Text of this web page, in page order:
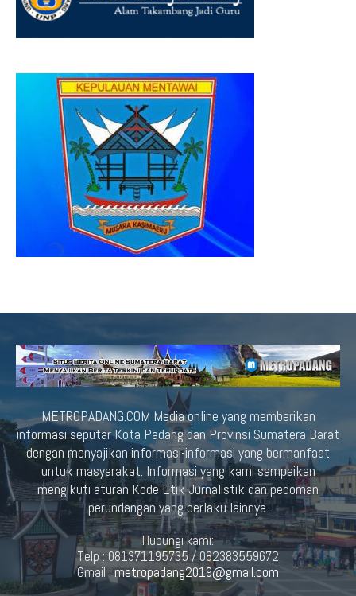
METROPADANG.COM Media online yang memberikan
informasi seputar Kota Padang dan Provinsi Sumatera Barat
dengan menyajikan informasi-informasi yang bermanfaat
untuk masyarakat. Informasi yang kami sampaikan
mengikuti aturan Kode Etik Jurnalistik dan pedoman
perundangan yang berlaku lainnya.
Hubungi kami:
Telp : 081371195735 / 082383559672
Gmail :metropadang2019@gmail.com